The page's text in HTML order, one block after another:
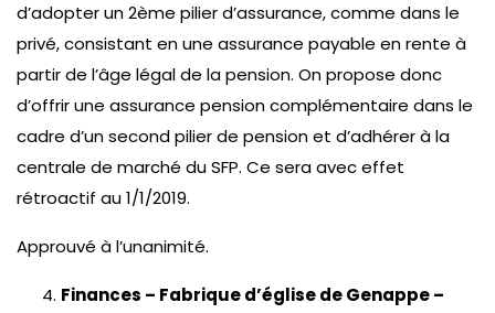
d’adopter un 2ème pilier d’assurance, comme dans le
privé, consistant en une assurance payable en rente à
partir de l’âge légal de la pension. On propose donc
d’offrir une assurance pension complémentaire dans le
cadre d’un second pilier de pension et d’adhérer à la
centrale de marché du SFP. Ce sera avec effet
rétroactif au 1/1/2019.
Approuvé à l’unanimité.
Finances – Fabrique d’église de Genappe –